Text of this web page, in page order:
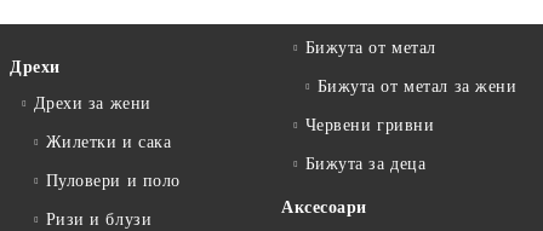
Дрехи
Дрехи за жени
Жилетки и сака
Пуловери и поло
Ризи и блузи
Бижута от метал
Бижута от метал за жени
Червени гривни
Бижута за деца
Аксесоари